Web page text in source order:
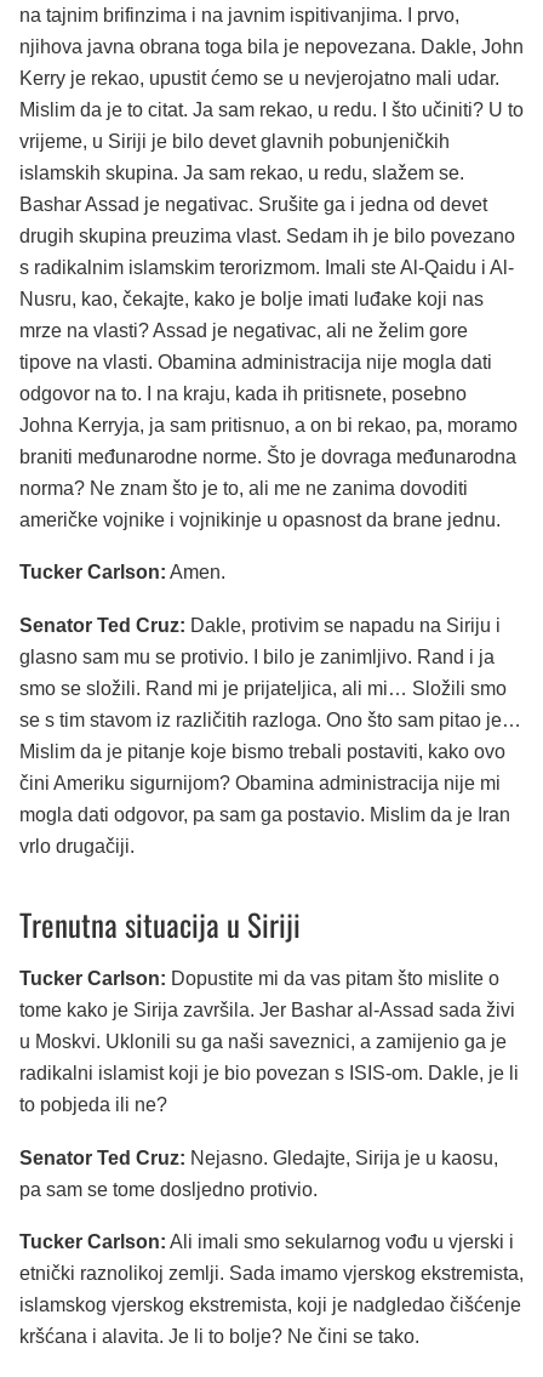
na tajnim brifinzima i na javnim ispitivanjima. I prvo,
njihova javna obrana toga bila je nepovezana. Dakle, John
Kerry je rekao, upustit ćemo se u nevjerojatno mali udar.
Mislim da je to citat. Ja sam rekao, u redu. I što učiniti? U to
vrijeme, u Siriji je bilo devet glavnih pobunjeničkih
islamskih skupina. Ja sam rekao, u redu, slažem se.
Bashar Assad je negativac. Srušite ga i jedna od devet
drugih skupina preuzima vlast. Sedam ih je bilo povezano
s radikalnim islamskim terorizmom. Imali ste Al-Qaidu i Al-
Nusru, kao, čekajte, kako je bolje imati luđake koji nas
mrze na vlasti? Assad je negativac, ali ne želim gore
tipove na vlasti. Obamina administracija nije mogla dati
odgovor na to. I na kraju, kada ih pritisnete, posebno
Johna Kerryja, ja sam pritisnuo, a on bi rekao, pa, moramo
braniti međunarodne norme. Što je dovraga međunarodna
norma? Ne znam što je to, ali me ne zanima dovoditi
američke vojnike i vojnikinje u opasnost da brane jednu.
Tucker Carlson: Amen.
Senator Ted Cruz: Dakle, protivim se napadu na Siriju i
glasno sam mu se protivio. I bilo je zanimljivo. Rand i ja
smo se složili. Rand mi je prijateljica, ali mi… Složili smo
se s tim stavom iz različitih razloga. Ono što sam pitao je…
Mislim da je pitanje koje bismo trebali postaviti, kako ovo
čini Ameriku sigurnijom? Obamina administracija nije mi
mogla dati odgovor, pa sam ga postavio. Mislim da je Iran
vrlo drugačiji.
Trenutna situacija u Siriji
Tucker Carlson: Dopustite mi da vas pitam što mislite o
tome kako je Sirija završila. Jer Bashar al-Assad sada živi
u Moskvi. Uklonili su ga naši saveznici, a zamijenio ga je
radikalni islamist koji je bio povezan s ISIS-om. Dakle, je li
to pobjeda ili ne?
Senator Ted Cruz: Nejasno. Gledajte, Sirija je u kaosu,
pa sam se tome dosljedno protivio.
Tucker Carlson: Ali imali smo sekularnog vođu u vjerski i
etnički raznolikoj zemlji. Sada imamo vjerskog ekstremista,
islamskog vjerskog ekstremista, koji je nadgledao čišćenje
kršćana i alavita. Je li to bolje? Ne čini se tako.